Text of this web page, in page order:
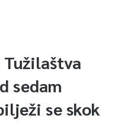
sedam
se skok